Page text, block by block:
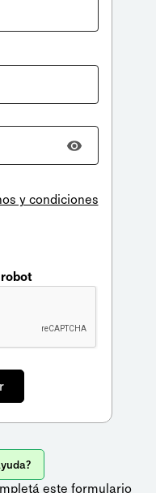
y condiciones
este formulario